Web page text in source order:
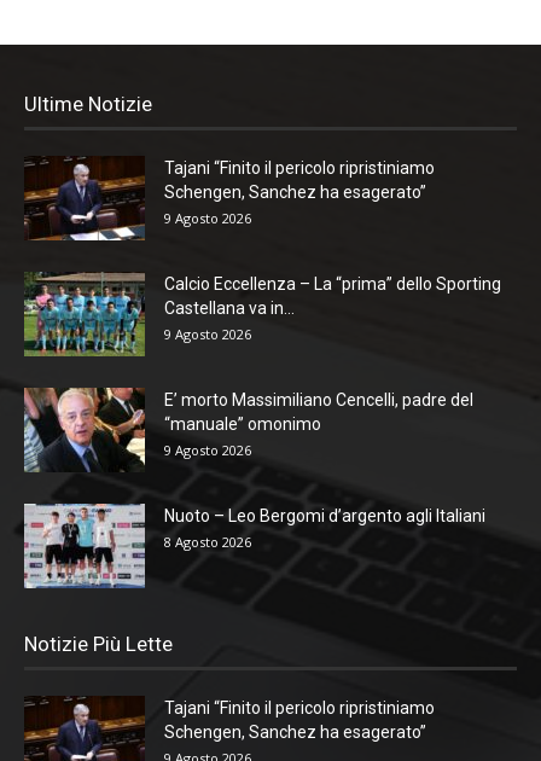
Ultime Notizie
Tajani “Finito il pericolo ripristiniamo
Schengen, Sanchez ha esagerato”
9 Agosto 2026
Calcio Eccellenza – La “prima” dello Sporting
Castellana va in...
9 Agosto 2026
E’ morto Massimiliano Cencelli, padre del
“manuale” omonimo
9 Agosto 2026
Nuoto – Leo Bergomi d’argento agli Italiani
8 Agosto 2026
Notizie Più Lette
Tajani “Finito il pericolo ripristiniamo
Schengen, Sanchez ha esagerato”